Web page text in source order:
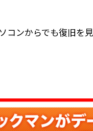
コンからでも復旧を